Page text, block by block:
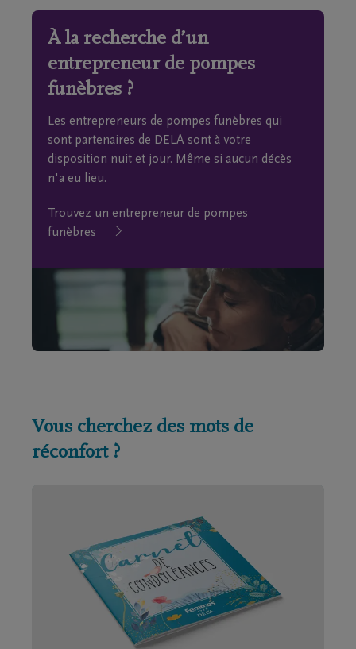
À la recherche d’un
entrepreneur de pompes
funèbres ?
Les entrepreneurs de pompes funèbres qui
sont partenaires de DELA sont à votre
disposition nuit et jour. Même si aucun décès
n'a eu lieu.
Trouvez un entrepreneur de pompes
funèbres
Vous cherchez des mots de
réconfort ?